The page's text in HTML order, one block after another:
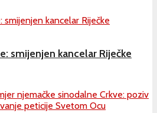
smijenjen kancelar Riječke